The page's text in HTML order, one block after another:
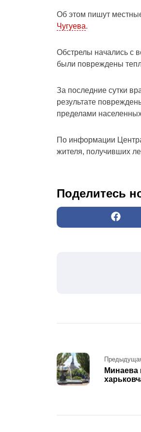
Об этом пишут
Чугуева.
Обстрелы начались с
были повреждены
За последние сутки
результате
пределами
По информации
жителя, получивших
Поделитесь
Post
navigation
Минаева